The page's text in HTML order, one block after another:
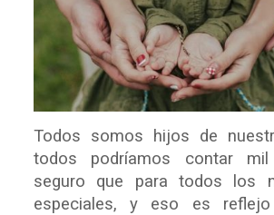
Todos somos hijos de
todos podríamos contar
seguro que para todos los
especiales, y eso es